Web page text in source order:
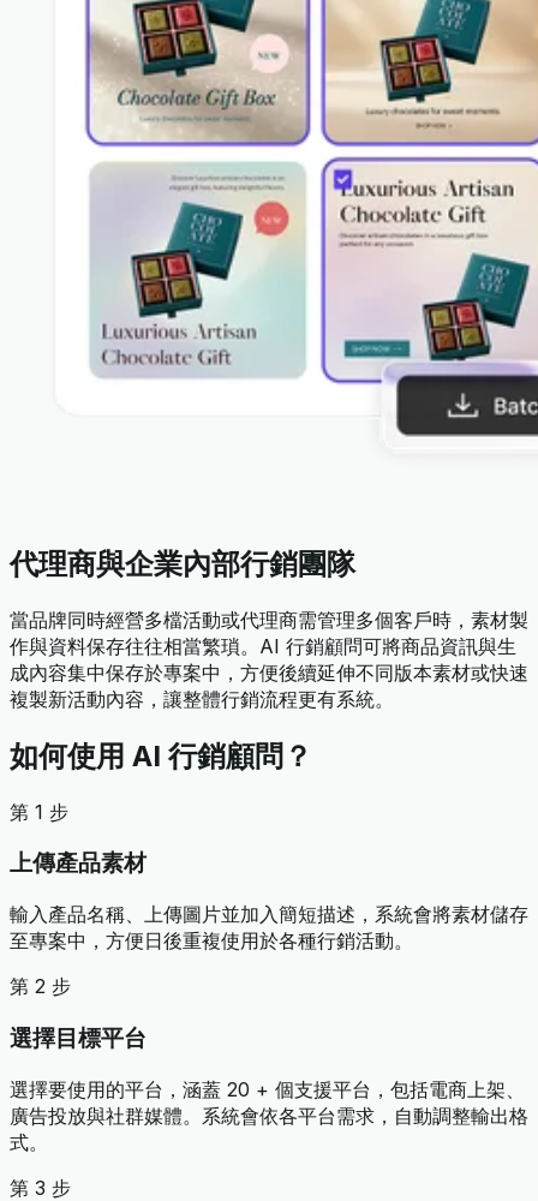
代理商與企業內部行銷團隊
當品牌同時經營多檔活動或代理商需管理多個客戶時，素材製
作與資料保存往往相當繁瑣。AI 行銷顧問可將商品資訊與生
成內容集中保存於專案中，方便後續延伸不同版本素材或快速
複製新活動內容，讓整體行銷流程更有系統。
如何使用 AI 行銷顧問？
第 1 步
上傳產品素材
輸入產品名稱、上傳圖片並加入簡短描述，系統會將素材儲存
至專案中，方便日後重複使用於各種行銷活動。
第 2 步
選擇目標平台
選擇要使用的平台，涵蓋 20 + 個支援平台，包括電商上架、
廣告投放與社群媒體。系統會依各平台需求，自動調整輸出格
式。
第 3 步